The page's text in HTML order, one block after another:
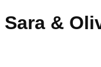
Sara &